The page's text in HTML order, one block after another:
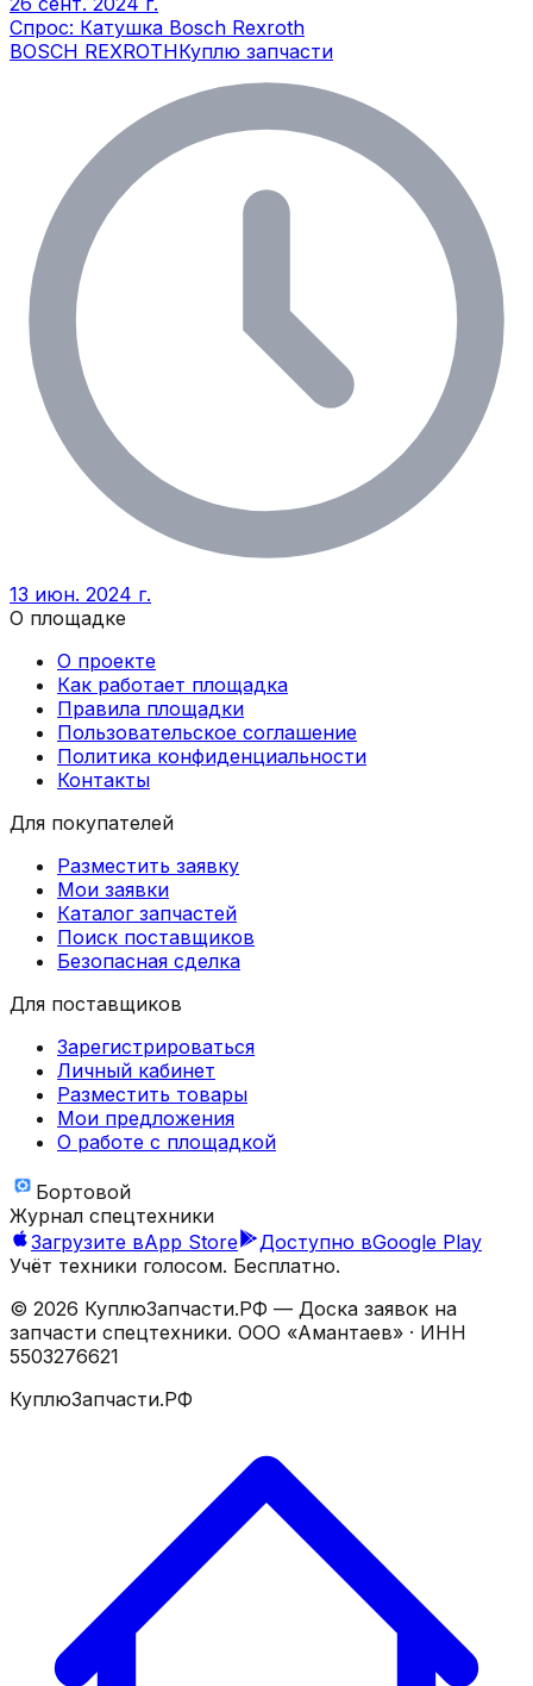
Спрос: Катушка Bosch Rexroth
BOSCH REXROTHКуплю запчасти
13 июн. 2024 г.
О площадке
О проекте
Как работает площадка
Правила площадки
Пользовательское соглашение
Политика конфиденциальности
Контакты
Для покупателей
Разместить заявку
Мои заявки
Каталог запчастей
Поиск поставщиков
Безопасная сделка
Для поставщиков
Зарегистрироваться
Личный кабинет
Разместить товары
Мои предложения
О работе с площадкой
Бортовой
Журнал спецтехники
Загрузите вApp Store Доступно вGoogle Play
Учёт техники голосом. Бесплатно.
© 2026 КуплюЗапчасти.РФ — Доска заявок на
запчасти спецтехники. ООО «Амантаев» · ИНН
5503276621
КуплюЗапчасти.РФ